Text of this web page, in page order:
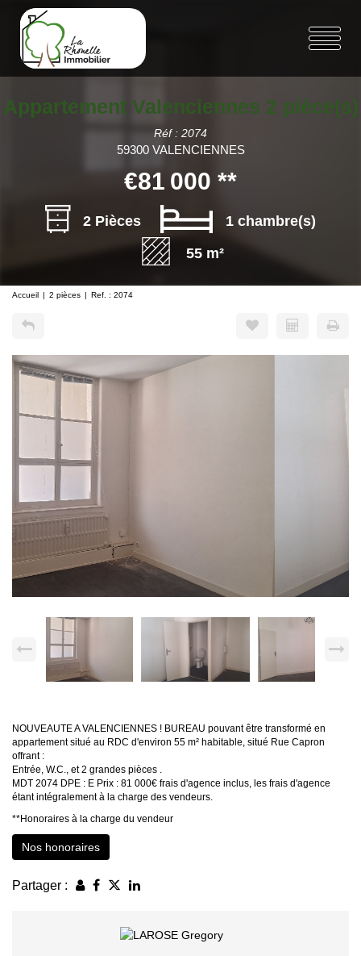
Appartement Valenciennes 2 pièce(s)
Réf : 2074
59300 VALENCIENNES
€81 000 **
2 Pièces
1 chambre(s)
55 m²
Accueil 2 pièces Ref. : 2074
NOUVEAUTE A VALENCIENNES ! BUREAU pouvant être transformé en
appartement situé au RDC d'environ 55 m² habitable, situé Rue Capron
offrant :
Entrée, W.C., et 2 grandes pièces .
MDT 2074 DPE : E Prix : 81 000€ frais d'agence inclus, les frais d'agence
étant intégralement à la charge des vendeurs.
**Honoraires à la charge du vendeur
Nos honoraires
Partager :